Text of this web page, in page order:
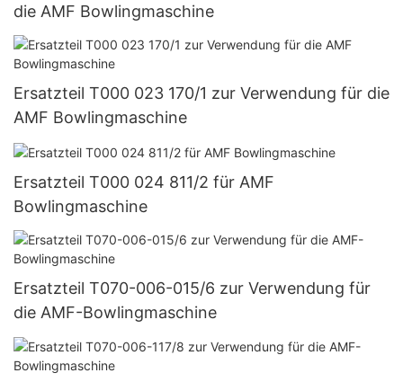
die AMF Bowlingmaschine
Ersatzteil T000 023 170/1 zur Verwendung für die
AMF Bowlingmaschine
Ersatzteil T000 024 811/2 für AMF
Bowlingmaschine
Ersatzteil T070-006-015/6 zur Verwendung für
die AMF-Bowlingmaschine